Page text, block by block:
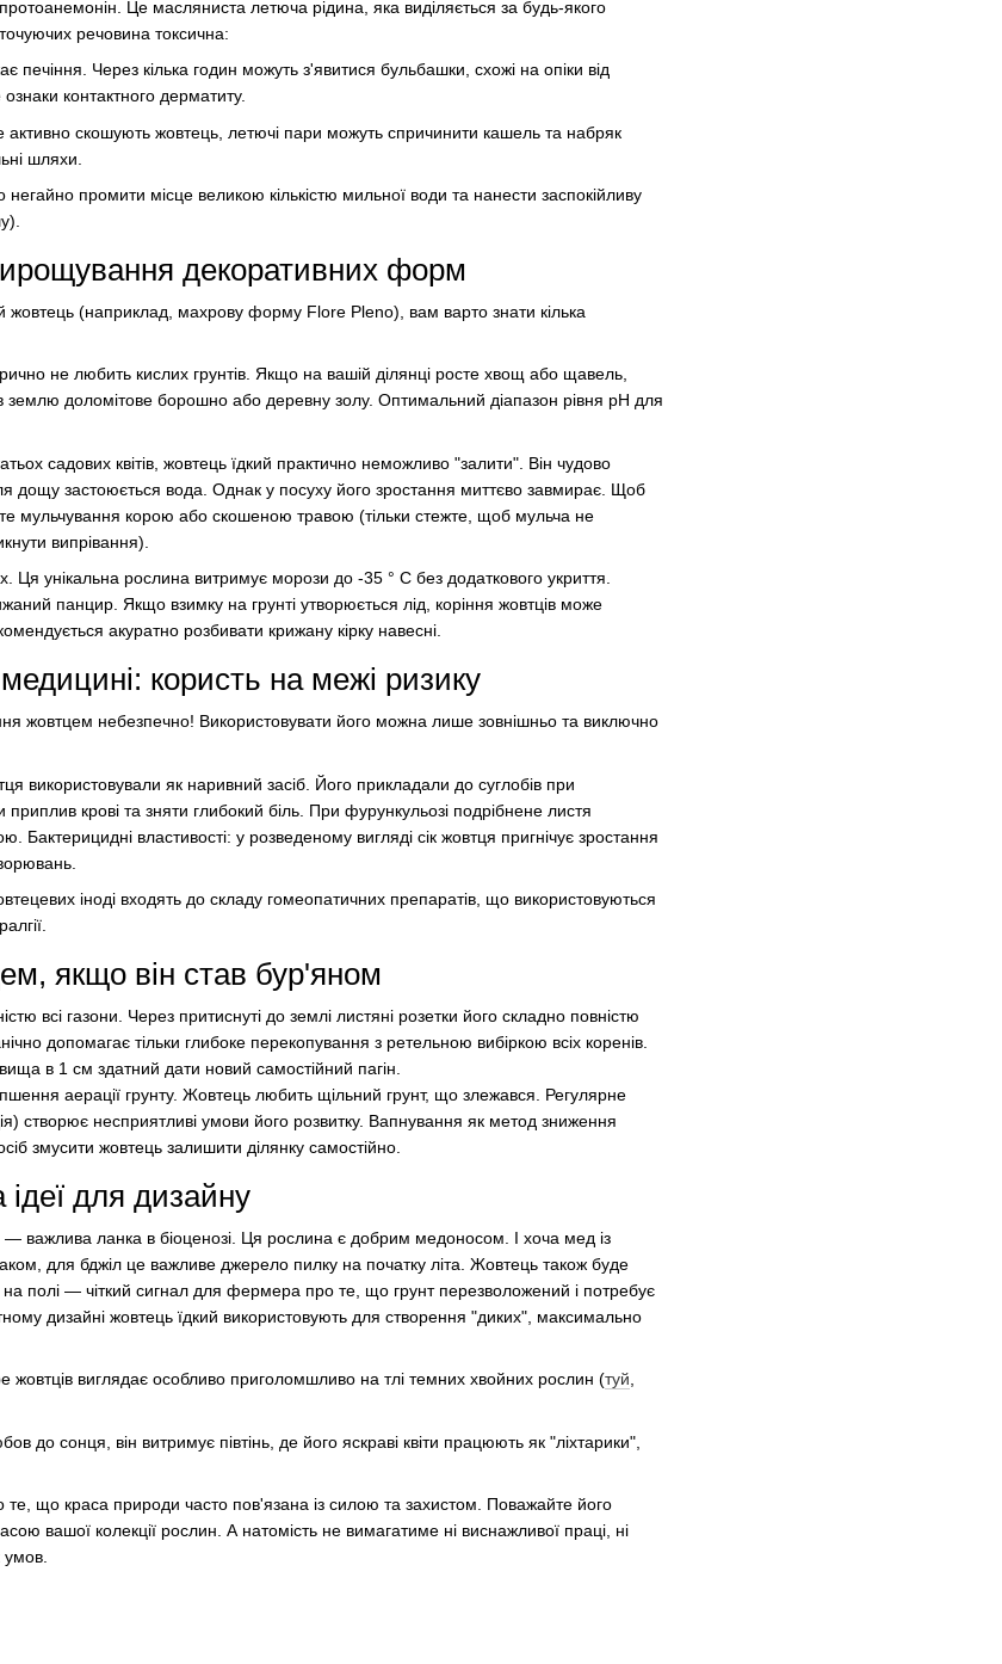
Це масляниста летюча рідина, яка виділяється за будь-якого
речовина токсична:
печіння. Через кілька годин можуть з'явитися бульбашки, схожі на опіки від
контактного дерматиту.
активно скошують жовтець, летючі пари можуть спричинити кашель та набряк
шляхи.
негайно промити місце великою кількістю мильної води та нанести заспокійливу
декоративних форм
(наприклад, махрову форму Flore Pleno), вам варто знати кілька
не любить кислих грунтів. Якщо на вашій ділянці росте хвощ або щавель,
доломітове борошно або деревну золу. Оптимальний діапазон рівня pH для
садових квітів, жовтець їдкий практично неможливо "залити". Він чудово
дощу застоюється вода. Однак у посуху його зростання миттєво завмирає. Щоб
мульчування корою або скошеною травою (тільки стежте, щоб мульча не
випрівання).
Ця унікальна рослина витримує морози до -35 ° C без додаткового укриття.
панцир. Якщо взимку на грунті утворюється лід, коріння жовтців може
акуратно розбивати крижану кірку навесні.
користь на межі ризику
жовтцем небезпечно! Використовувати його можна лише зовнішньо та виключно
використовували як наривний засіб. Його прикладали до суглобів при
крові та зняти глибокий біль. При фурункульозі подрібнене листя
Бактерицидні властивості: у розведеному вигляді сік жовтця пригнічує зростання
іноді входять до складу гомеопатичних препаратів, що використовуються
якщо він став бур'яном
всі газони. Через притиснуті до землі листяні розетки його складно повністю
допомагає тільки глибоке перекопування з ретельною вибіркою всіх коренів.
в 1 см здатний дати новий самостійний пагін.
аерації грунту. Жовтець любить щільний грунт, що злежався. Регулярне
створює несприятливі умови його розвитку. Вапнування як метод зниження
змусити жовтець залишити ділянку самостійно.
ідеї для дизайну
важлива ланка в біоценозі. Ця рослина є добрим медоносом. І хоча мед із
для бджіл це важливе джерело пилку на початку літа. Жовтець також буде
на полі — чіткий сигнал для фермера про те, що грунт перезволожений і потребує
дизайні жовтець їдкий використовують для створення "диких", максимально
жовтців виглядає особливо приголомшливо на тлі темних хвойних рослин (туй,
до сонця, він витримує півтінь, де його яскраві квіти працюють як "ліхтарики",
що краса природи часто пов'язана із силою та захистом. Поважайте його
вашої колекції рослин. А натомість не вимагатиме ні виснажливої ​​праці, ні